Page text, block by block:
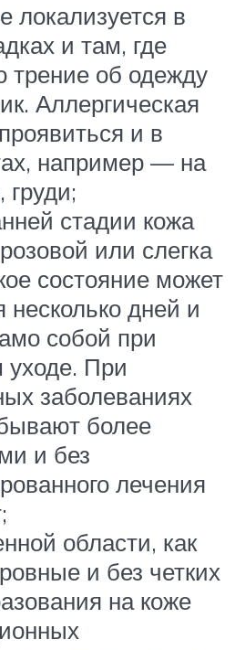
локализуется в
и там, где
трение об одежду
Аллергическая
и в
например — на
груди;
стадии кожа
или слегка
состояние может
несколько дней и
собой при
уходе. При
заболеваниях
более
и без
лечения
области, как
и без четких
на коже